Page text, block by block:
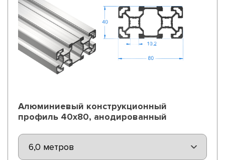
Алюминиевый конструкционный
профиль 40х80, анодированный